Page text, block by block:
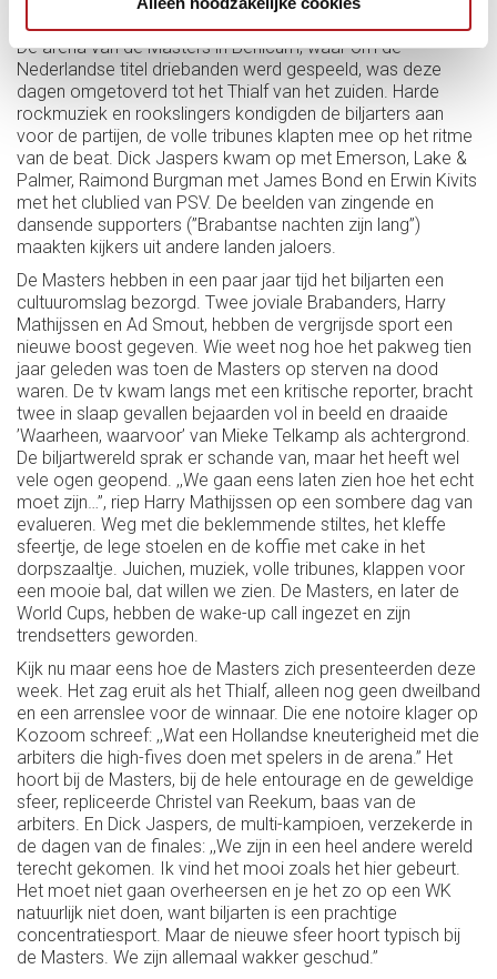
De saaie biljarters van toen rijden nu een scheve schaats.
De arena van de Masters in Berlicum, waar om de
Nederlandse titel driebanden werd gespeeld, was deze
dagen omgetoverd tot het Thialf van het zuiden. Harde
rockmuziek en rookslingers kondigden de biljarters aan
voor de partijen, de volle tribunes klapten mee op het ritme
van de beat. Dick Jaspers kwam op met Emerson, Lake &
Palmer, Raimond Burgman met James Bond en Erwin Kivits
met het clublied van PSV. De beelden van zingende en
dansende supporters (’’Brabantse nachten zijn lang’’)
maakten kijkers uit andere landen jaloers.
De Masters hebben in een paar jaar tijd het biljarten een
cultuuromslag bezorgd. Twee joviale Brabanders, Harry
Mathijssen en Ad Smout, hebben de vergrijsde sport een
nieuwe boost gegeven. Wie weet nog hoe het pakweg tien
jaar geleden was toen de Masters op sterven na dood
waren. De tv kwam langs met een kritische reporter, bracht
twee in slaap gevallen bejaarden vol in beeld en draaide
’Waarheen, waarvoor’ van Mieke Telkamp als achtergrond.
De biljartwereld sprak er schande van, maar het heeft wel
vele ogen geopend. ,,We gaan eens laten zien hoe het echt
moet zijn…’’, riep Harry Mathijssen op een sombere dag van
evalueren. Weg met die beklemmende stiltes, het kleffe
sfeertje, de lege stoelen en de koffie met cake in het
dorpszaaltje. Juichen, muziek, volle tribunes, klappen voor
een mooie bal, dat willen we zien. De Masters, en later de
World Cups, hebben de wake-up call ingezet en zijn
trendsetters geworden.
Kijk nu maar eens hoe de Masters zich presenteerden deze
week. Het zag eruit als het Thialf, alleen nog geen dweilband
en een arrenslee voor de winnaar. Die ene notoire klager op
Kozoom schreef: ,,Wat een Hollandse kneuterigheid met die
arbiters die high-fives doen met spelers in de arena.’’ Het
hoort bij de Masters, bij de hele entourage en de geweldige
sfeer, repliceerde Christel van Reekum, baas van de
arbiters. En Dick Jaspers, de multi-kampioen, verzekerde in
de dagen van de finales: ,,We zijn in een heel andere wereld
terecht gekomen. Ik vind het mooi zoals het hier gebeurt.
Het moet niet gaan overheersen en je het zo op een WK
natuurlijk niet doen, want biljarten is een prachtige
concentratiesport. Maar de nieuwe sfeer hoort typisch bij
de Masters. We zijn allemaal wakker geschud.’’